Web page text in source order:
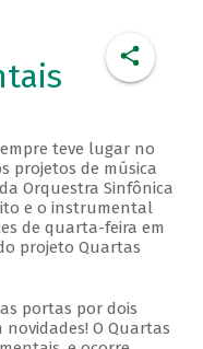
teve lugar no
projetos de música
Orquestra Sinfônica
e o instrumental
de quarta-feira em
projeto Quartas
portas por dois
O Quartas